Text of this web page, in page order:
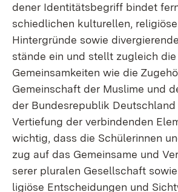
de­ner Iden­ti­täts­be­griff bin­det
schied­li­chen kul­tu­rel­len,
Hin­ter­grün­de so­wie
stän­de ein und stellt zu­gleich
Ge­mein­sam­kei­ten wie die
Ge­mein­schaft der Mus­li­me und
der Bun­des­re­pu­blik Deutsch­land
Ver­tie­fung der ver­bin­den­den
wich­tig, dass die Schü­le­rin­nen
zug auf das Ge­mein­sa­me und
se­rer plu­ra­len Ge­sell­schaft
li­giö­se Ent­schei­dun­gen und